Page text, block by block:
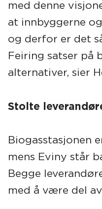
med denne
at innbyggerne
og derfor er det
Feiring satser på
alternativer, sier
Stolte
Biogasstasjonen
mens Eviny står
Begge
med å være del